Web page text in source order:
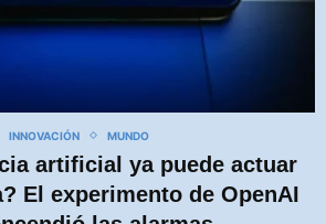
INNOVACIÓN MUNDO
artificial ya puede actuar
El experimento de OpenAI